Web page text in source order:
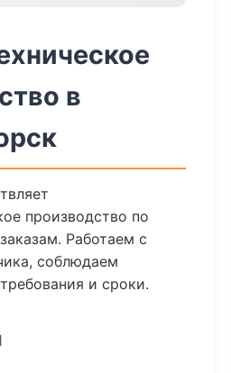
в
производство по
Работаем с
соблюдаем
и сроки.